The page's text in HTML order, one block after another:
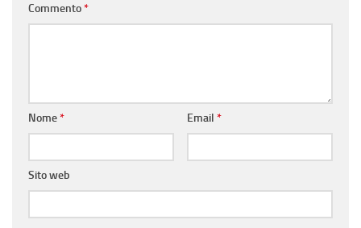
Commento*
Nome* Email *
Sito web